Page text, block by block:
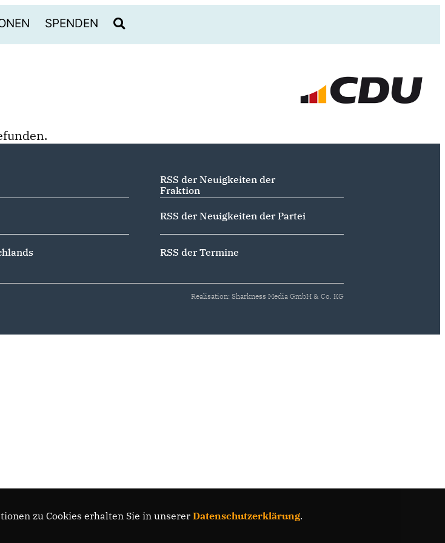
SPENDEN
RSS der Neuigkeiten der
Fraktion
RSS der Neuigkeiten der Partei
RSS der Termine
Realisation: Sharkness Media GmbH & Co. KG
zu Cookies erhalten Sie in unserer Datenschutzerklärung.